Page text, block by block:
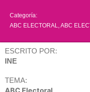
Categoría:
ABC ELECTORAL
ABC
ESCRITO POR:
INE
TEMA: